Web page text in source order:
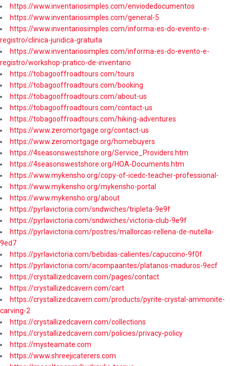
https://www.inventariosimples.com/enviodedocumentos
https://www.inventariosimples.com/general-5
https://www.inventariosimples.com/informa-es-do-evento-e-
registro/clinica-juridica-gratuita
https://www.inventariosimples.com/informa-es-do-evento-e-
registro/workshop-pratico-de-inventario
https://tobagooffroadtours.com/tours
https://tobagooffroadtours.com/booking
https://tobagooffroadtours.com/about-us
https://tobagooffroadtours.com/contact-us
https://tobagooffroadtours.com/hiking-adventures
https://www.zeromortgage.org/contact-us
https://www.zeromortgage.org/homebuyers
https://4seasonswestshore.org/Service_Providers.htm
https://4seasonswestshore.org/HOA-Documents.htm
https://www.mykensho.org/copy-of-icedc-teacher-professional-
https://www.mykensho.org/mykensho-portal
https://www.mykensho.org/about
https://pyrlavictoria.com/sndwiches/tripleta-9e9f
https://pyrlavictoria.com/sndwiches/victoria-club-9e9f
https://pyrlavictoria.com/postres/mallorcas-rellena-de-nutella-
9ed7
https://pyrlavictoria.com/bebidas-calientes/capuccino-9f0f
https://pyrlavictoria.com/acompaantes/platanos-maduros-9ecf
https://crystallizedcavern.com/pages/contact
https://crystallizedcavern.com/cart
https://crystallizedcavern.com/products/pyrite-crystal-ammonite-
carving-2
https://crystallizedcavern.com/collections
https://crystallizedcavern.com/policies/privacy-policy
https://mysteamate.com
https://www.shreejicaterers.com